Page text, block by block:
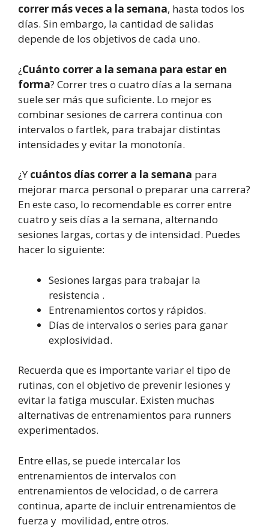
correr más veces a la semana, hasta todos los
días. Sin embargo, la cantidad de salidas
depende de los objetivos de cada uno.
¿Cuánto correr a la semana para estar en
forma? Correr tres o cuatro días a la semana
suele ser más que suficiente. Lo mejor es
combinar sesiones de carrera continua con
intervalos o fartlek, para trabajar distintas
intensidades y evitar la monotonía.
¿Y cuántos días correr a la semana para
mejorar marca personal o preparar una carrera?
En este caso, lo recomendable es correr entre
cuatro y seis días a la semana, alternando
sesiones largas, cortas y de intensidad. Puedes
hacer lo siguiente:
Sesiones largas para trabajar la
resistencia .
Entrenamientos cortos y rápidos.
Días de intervalos o series para ganar
explosividad.
Recuerda que es importante variar el tipo de
rutinas, con el objetivo de prevenir lesiones y
evitar la fatiga muscular. Existen muchas
alternativas de entrenamientos para runners
experimentados.
Entre ellas, se puede intercalar los
entrenamientos de intervalos con
entrenamientos de velocidad, o de carrera
continua, aparte de incluir entrenamientos de
fuerza y movilidad, entre otros.